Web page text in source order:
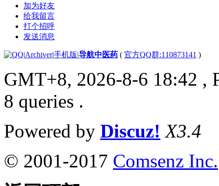
加为好友
给我留言
打个招呼
发送消息
|Archiver|手机版|导航中医药 ( 官方QQ群:110873141 )
GMT+8, 2026-8-6 18:42 ,
8 queries .
Powered by Discuz! X3.4
© 2001-2017 Comsenz Inc.